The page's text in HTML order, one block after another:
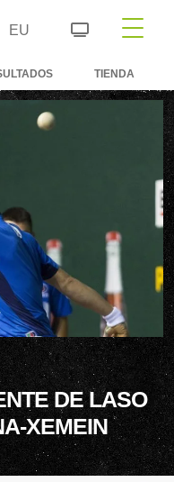
EU
TIENDA
DE LASO
XEMEIN